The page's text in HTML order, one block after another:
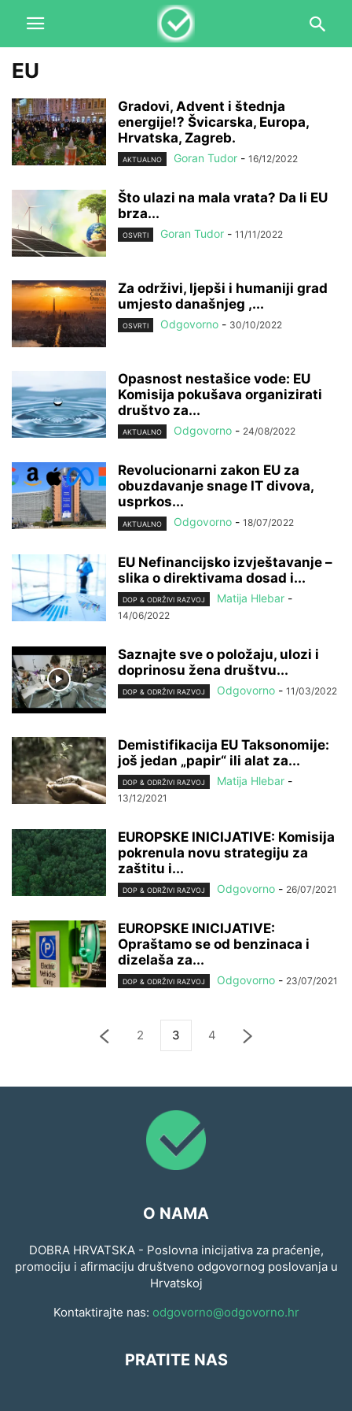
EU
Gradovi, Advent i štednja
energije!? Švicarska, Europa,
Hrvatska, Zagreb.
AKTUALNO Goran Tudor - 16/12/2022
Što ulazi na mala vrata? Da li EU
brza...
OSVRTI Goran Tudor - 11/11/2022
Za održivi, ljepši i humaniji grad
umjesto današnjeg ,...
OSVRTI Odgovorno - 30/10/2022
Opasnost nestašice vode: EU
Komisija pokušava organizirati
društvo za...
AKTUALNO Odgovorno - 24/08/2022
Revolucionarni zakon EU za
obuzdavanje snage IT divova,
usprkos...
AKTUALNO Odgovorno - 18/07/2022
EU Nefinancijsko izvještavanje –
slika o direktivama dosad i...
DOP & ODRŽIVI RAZVOJ Matija Hlebar -
14/06/2022
Saznajte sve o položaju, ulozi i
doprinosu žena društvu...
DOP & ODRŽIVI RAZVOJ Odgovorno - 11/03/2022
Demistifikacija EU Taksonomije:
još jedan „papir“ ili alat za...
DOP & ODRŽIVI RAZVOJ Matija Hlebar -
13/12/2021
EUROPSKE INICIJATIVE: Komisija
pokrenula novu strategiju za
zaštitu i...
DOP & ODRŽIVI RAZVOJ Odgovorno - 26/07/2021
EUROPSKE INICIJATIVE:
Opraštamo se od benzinaca i
dizelaša za...
DOP & ODRŽIVI RAZVOJ Odgovorno - 23/07/2021
2 3 4
O NAMA
DOBRA HRVATSKA - Poslovna inicijativa za praćenje,
promociju i afirmaciju društveno odgovornog poslovanja u
Hrvatskoj
Kontaktirajte nas: odgovorno@odgovorno.hr
PRATITE NAS